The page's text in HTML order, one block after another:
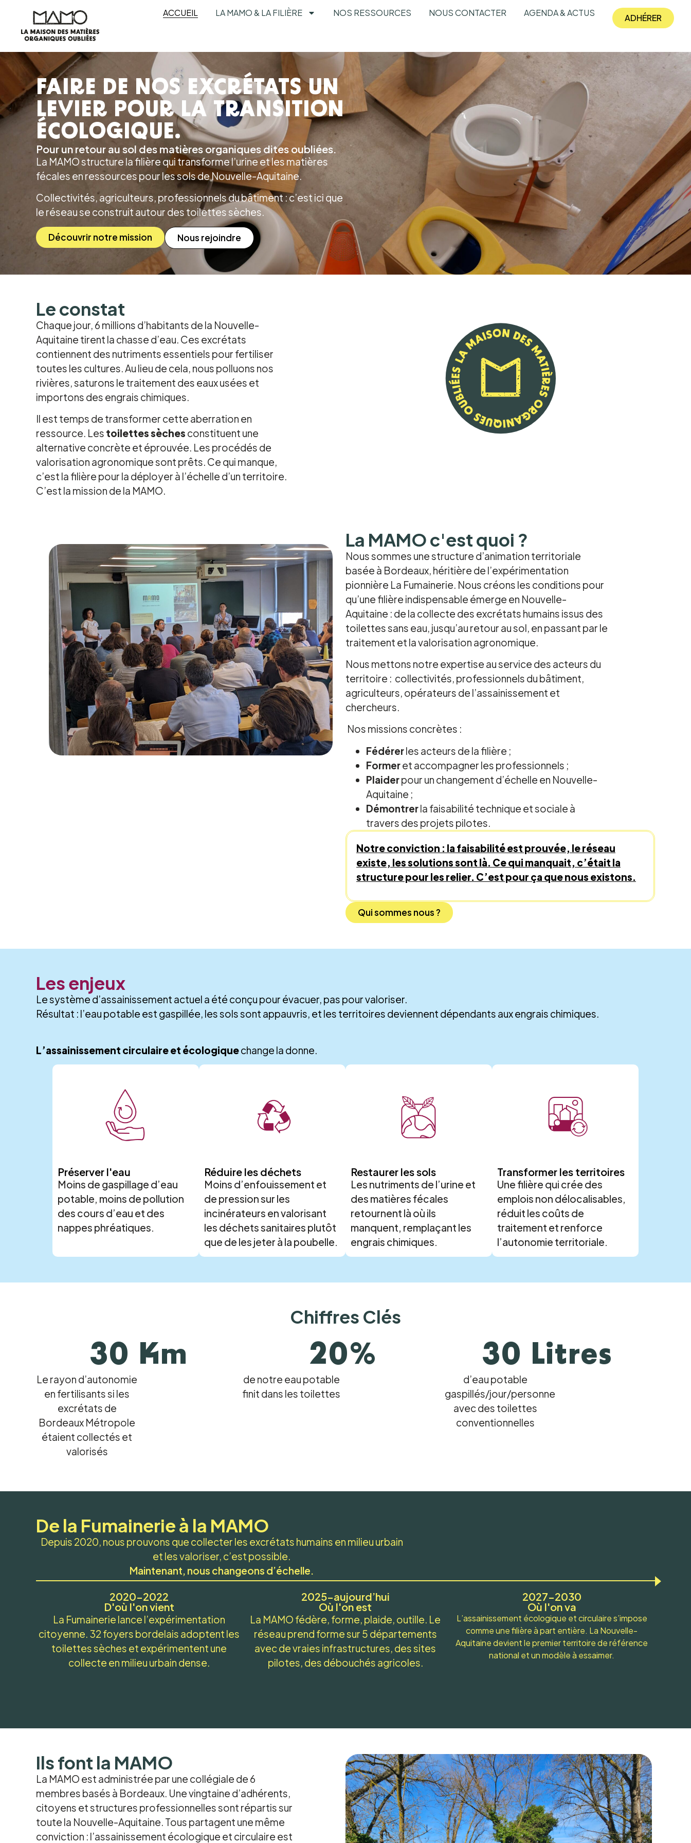
ACCUEIL LA MAMO & LA FILIÈRE NOS RESSOURCES NOUS CONTACTER AGENDA & ACTUS ADHÉRER
FAIRE DE NOS EXCRÉTATS UN
LEVIER POUR LA TRANSITION
ÉCOLOGIQUE.
Pour un retour au sol des matières organiques dites oubliées.
La MAMO structure la filière qui transforme l’urine et les matières
fécales en ressources pour les sols de Nouvelle-Aquitaine.
Collectivités, agriculteurs, professionnels du bâtiment : c’est ici que
le réseau se construit autour des toilettes sèches.
Découvrir notre mission Nous rejoindre
Le constat
Chaque jour, 6 millions d’habitants de la Nouvelle-
Aquitaine tirent la chasse d’eau. Ces excrétats
contiennent des nutriments essentiels pour fertiliser
toutes les cultures. Au lieu de cela, nous polluons nos
rivières, saturons le traitement des eaux usées et
importons des engrais chimiques.
Il est temps de transformer cette aberration en
ressource. Les toilettes sèches constituent une
alternative concrète et éprouvée. Les procédés de
valorisation agronomique sont prêts. Ce qui manque,
c’est la filière pour la déployer à l’échelle d’un territoire.
C’est la mission de la MAMO.
La MAMO c'est quoi ?
Nous sommes une structure d’animation territoriale
basée à Bordeaux, héritière de l’expérimentation
pionnière La Fumainerie. Nous créons les conditions pour
qu’une filière indispensable émerge en Nouvelle-
Aquitaine : de la collecte des excrétats humains issus des
toilettes sans eau, jusqu’au retour au sol, en passant par le
traitement et la valorisation agronomique.
Nous mettons notre expertise au service des acteurs du
territoire : collectivités, professionnels du bâtiment,
agriculteurs, opérateurs de l’assainissement et
chercheurs.
Nos missions concrètes :
Fédérerles acteurs de la filière ;
Formeret accompagner les professionnels ;
Plaiderpour un changement d’échelle en Nouvelle-
Aquitaine ;
Démontrerla faisabilité technique et sociale à
travers des projets pilotes.
Notre conviction : la faisabilité est prouvée, le réseau
existe, les solutions sont là. Ce qui manquait, c’était la
structure pour les relier. C’est pour ça que nous existons.
Qui sommes nous ?
Les enjeux
Le système d’assainissement actuel a été conçu pour évacuer, pas pour valoriser.
Résultat : l’eau potable est gaspillée, les sols sont appauvris, et les territoires deviennent dépendants aux engrais chimiques.
L’assainissement circulaire et écologiquechange la donne.
Préserver l'eau
Moins de gaspillage d’eau
potable, moins de pollution
des cours d’eau et des
nappes phréatiques.
Réduire les déchets
Moins d’enfouissement et
de pression sur les
incinérateurs en valorisant
les déchets sanitaires plutôt
que de les jeter à la poubelle.
Restaurer les sols
Les nutriments de l’urine et
des matières fécales
retournent là où ils
manquent, remplaçant les
engrais chimiques.
Transformer les territoires
Une filière qui crée des
emplois non délocalisables,
réduit les coûts de
traitement et renforce
l’autonomie territoriale.
Chiffres Clés
30 Km
Le rayon d’autonomie
en fertilisants si les
excrétats de
Bordeaux Métropole
étaient collectés et
valorisés
20%
de notre eau potable
finit dans les toilettes
30 Litres
d’eau potable
gaspillés/jour/personne
avec des toilettes
conventionnelles
De la Fumainerie à la MAMO
Depuis 2020, nous prouvons que collecter les excrétats humains en milieu urbain
et les valoriser, c’est possible.
Maintenant, nous changeons d’échelle.
2020–2022
D'où l'on vient
La Fumainerie lance l’expérimentation
citoyenne. 32 foyers bordelais adoptent les
toilettes sèches et expérimentent une
collecte en milieu urbain dense.
2025–aujourd’hui
Où l'on est
La MAMO fédère, forme, plaide, outille. Le
réseau prend forme sur 5 départements
avec de vraies infrastructures, des sites
pilotes, des débouchés agricoles.
2027–2030
Où l'on va
L’assainissement écologique et circulaire s’impose
comme une filière à part entière. La Nouvelle-
Aquitaine devient le premier territoire de référence
national et un modèle à essaimer.
Ils font la MAMO
La MAMO est administrée par une collégiale de 6
membres basés à Bordeaux. Une vingtaine d’adhérents,
citoyens et structures professionnelles sont répartis sur
toute la Nouvelle-Aquitaine. Tous partagent une même
conviction : l’assainissement écologique et circulaire est